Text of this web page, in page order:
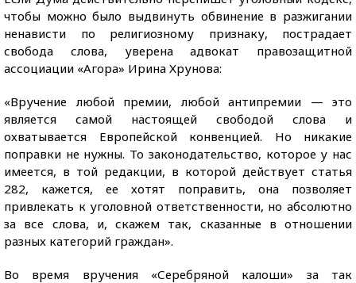
чтобы можно было выдвинуть обвинение в разжигании
ненависти по религиозному признаку, пострадает
свобода слова, уверена адвокат правозащитной
ассоциации «Агора» Ирина Хрунова:
«Вручение любой премии, любой антипремии — это
является самой настоящей свободой слова и
охватывается Европейской конвенцией. Но никакие
поправки не нужны. То законодательство, которое у нас
имеется, в той редакции, в которой действует статья
282, кажется, ее хотят поправить, она позволяет
привлекать к уголовной ответственности, но абсолютно
за все слова, и, скажем так, сказанные в отношении
разных категорий граждан».
Во время вручения «Серебряной калоши» за так